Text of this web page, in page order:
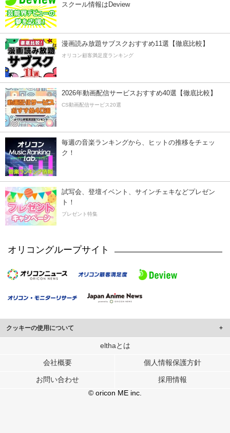
スクール情報はDeview
漫画読み放題サブスクおすすめ11選【徹底比較】
オリコン顧客満足度ランキング
2026年動画配信サービスおすすめ40選【徹底比較】
CS動画配信サービス20選
毎週の音楽ランキングから、ヒットの推移をチェッ
ク！
試写会、登壇イベント、サインチェキなどプレゼン
ト！
プレゼント特集
オリコングループサイト
クッキーの使用について
このサイトでは Cookie を使用して、ユーザーに合わせたコンテンツや広告の
行っています。
メディアや広告配信、データ解析の各パートナーに提供しています。
各パートナーは、この情報とユーザーが各パートナーに提供した他の情報や、
ユーザーが各パートナーのサービスを使用したときに収集した他の情報を組み
elthaとは
会社概要 個人情報保護方針
お問い合わせ
採用情報
© oricon ME inc.